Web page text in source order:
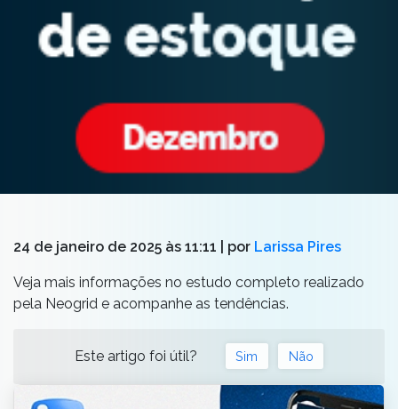
24 de janeiro de 2025 às 11:11 | por Larissa Pires
Veja mais informações no estudo completo realizado
pela Neogrid e acompanhe as tendências.
Este artigo foi útil? Sim Não